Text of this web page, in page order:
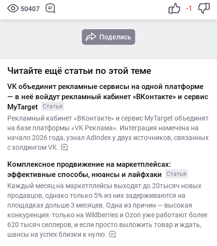
50407 -1
Поделись
Читайте ещё статьи по этой теме
VK объединит рекламные сервисы на одной платформе
— в неё войдут рекламный кабинет «ВКонтакте» и сервис
MyTarget
Статья
Рекламный кабинет «ВКонтакте» и сервис MyTarget объединят
на базе платформы «VK Реклама». Интеграция намечена на
начало 2026 года, узнал AdIndex у двух источников, связанных
с холдингом VK.
Комплексное продвижение на маркетплейсах:
эффективные способы, нюансы и лайфхаки
Статья
Каждый месяц на маркетплейсы выходят до 20тысяч новых
продавцов, однако только 5% из них задерживаются на
площадках дольше 3 месяцев. Одна из причин — высокая
конкуренция: только на Wildberries и Ozon уже работают более
620 тысяч селлеров, и если просто выложить товар и ждать,
шансы на успех близки к нулю.